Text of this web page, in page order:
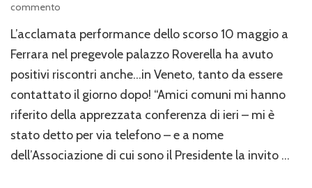
commento
mia
conferenza
Polesella
(RO),
“Baviera
la
terra
di
L’acclamata performance dello scorso 10 maggio a
Ferrara nel pregevole palazzo Roverella ha avuto
positivi riscontri anche…in Veneto, tanto da essere
contattato il giorno dopo! “Amici comuni mi hanno
riferito della apprezzata conferenza di ieri – mi è
stato detto per via telefono – e a nome
dell’Associazione di cui sono il Presidente la invito …